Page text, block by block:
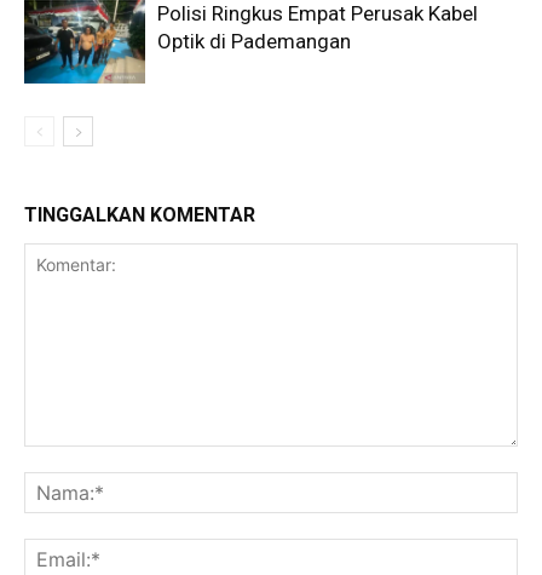
Polisi Ringkus Empat Perusak Kabel
Optik di Pademangan
TINGGALKAN KOMENTAR